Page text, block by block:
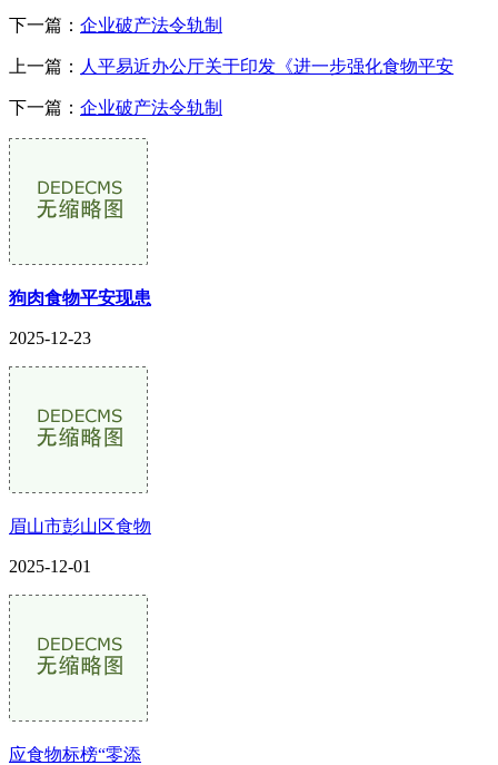
下一篇： 企业破产法令轨制
上一篇： 人平易近办公厅关于印发《进一步强化食物平安
下一篇： 企业破产法令轨制
狗肉食物平安现患
2025-12-23
眉山市彭山区食物
2025-12-01
应食物标榜“零添